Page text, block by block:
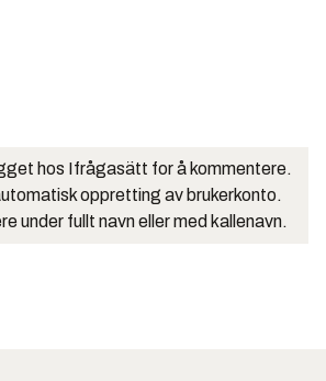
hos Ifrågasätt for å kommentere.
oppretting av brukerkonto.
under fullt navn eller med kallenavn.